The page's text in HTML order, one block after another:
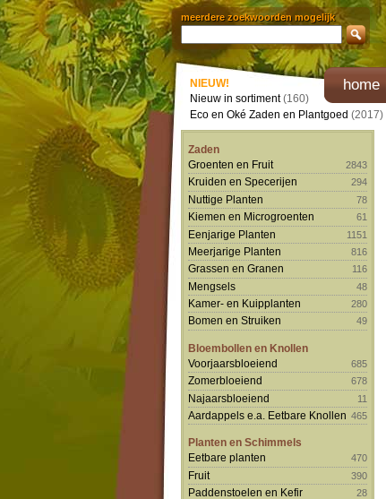
meerdere zoekwoorden mogelijk
home
NIEUW!
Nieuw in sortiment(160)
Eco en Oké Zaden en Plantgoed (2017)
Zaden
Groenten en Fruit
2843
Kruiden en Specerijen 294
Nuttige Planten 78
Kiemen en Microgroenten 61
Eenjarige Planten 1151
Meerjarige Planten 816
Grassen en Granen 116
Mengsels 48
Kamer- en Kuipplanten 280
Bomen en Struiken 49
Bloembollen en Knollen
Voorjaarsbloeiend
685
Zomerbloeiend 678
Najaarsbloeiend 11
Aardappels e.a. Eetbare Knollen 465
Planten en Schimmels
Eetbare planten
470
Fruit 390
Paddenstoelen en Kefir 28